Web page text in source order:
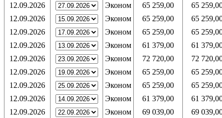
12.09.2026
Эконом 65 259,00
65
12.09.2026
Эконом 65 259,00
65
12.09.2026
Эконом 65 259,00
65
12.09.2026
Эконом 61 379,00
61
12.09.2026
Эконом 72 720,00
72
12.09.2026
Эконом 65 259,00
65
12.09.2026
Эконом 65 259,00
65
12.09.2026
Эконом 61 379,00
61
12.09.2026
Эконом 69 039,00
69